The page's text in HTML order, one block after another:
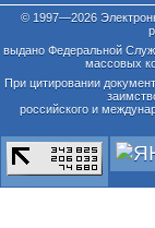
© 1997—2026
выдано Федеральной
массовых
При цитировании
российского и